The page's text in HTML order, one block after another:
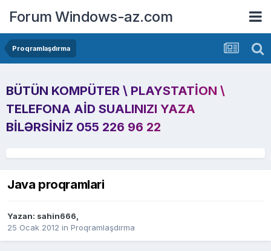
Forum Windows-az.com
Proqramlaşdırma
BÜTÜN KOMPÜTER \ PLAYSTATION \
TELEFONA AID SUALINIZI YAZA
BILƏRSINIZ 055 226 96 22
Java proqramlari
Yazan: sahin666,
25 Ocak 2012 in Proqramlaşdırma